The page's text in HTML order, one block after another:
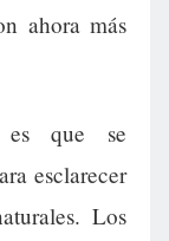
ahora más
es que se
esclarecer
Los